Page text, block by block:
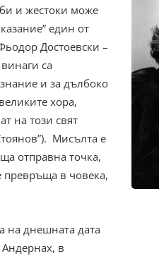
и жестоки може
един от
Достоевски –
са
и за дълбоко
хора,
на този свят
Мисълта е
отправна точка,
превръща в човека,
на днешната дата
Андернах, в